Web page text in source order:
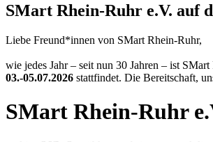
SMart Rhein-Ruhr e.V. auf
Liebe Freund*innen von SMart Rhein-Ruhr,
wie jedes Jahr – seit nun 30 Jahren – ist
03.-05.07.2026 stattfindet. Die Bereitschaft,
SMart Rhein-Ruhr